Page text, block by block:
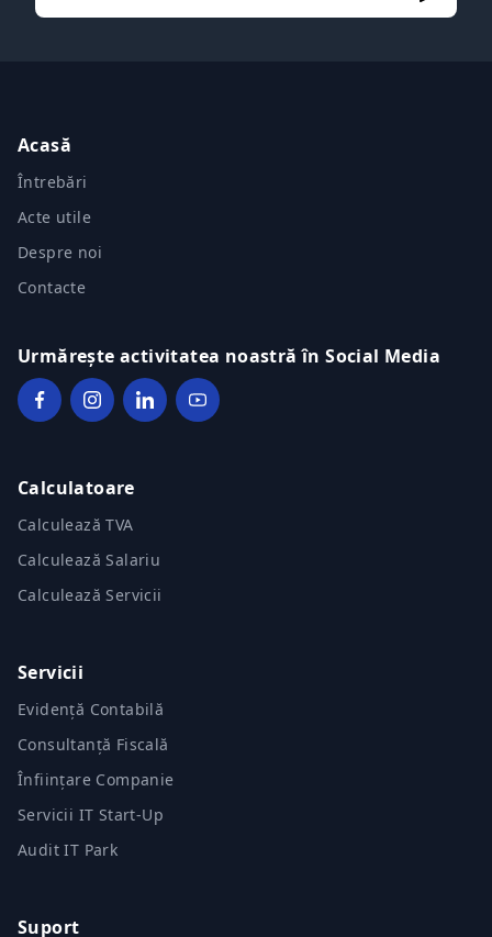
Acasă
Întrebări
Acte utile
Despre noi
Contacte
Urmărește activitatea noastră în Social Media
Calculatoare
Calculează TVA
Calculează Salariu
Calculează Servicii
Servicii
Evidență Contabilă
Consultanță Fiscală
Înființare Companie
Servicii IT Start-Up
Audit IT Park
Suport